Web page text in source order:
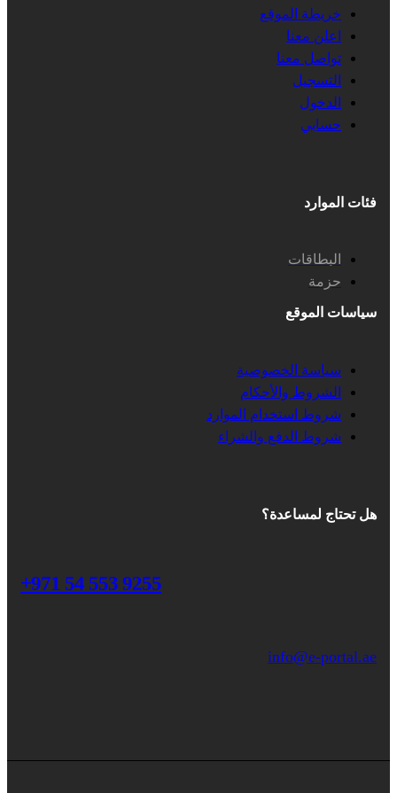
خريطة الموقع
اعلن معنا
تواصل معنا
التسجيل
الدخول
حسابي
فئات الموارد
البطاقات
حزمة
سياسات الموقع
سياسة الخصوصية
الشروط والأحكام
شروط استخدام الموارد
شروط الدفع والشراء
هل تحتاج لمساعدة؟
+971 54 553 9255
info@e-portal.ae